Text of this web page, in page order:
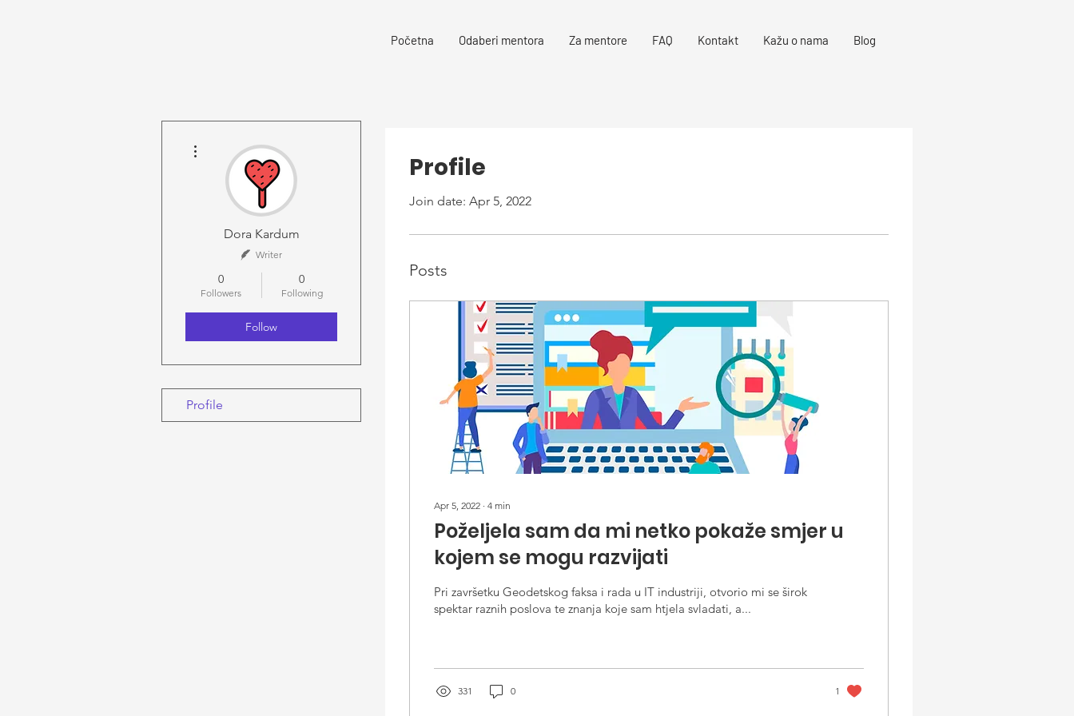
Početna Odaberi mentora Za mentore FAQ Kontakt Kažu o nama Blog
Profile
Join date: Apr 5, 2022
Posts
Apr 5, 2022 ∙ 4 min
Poželjela sam da mi netko pokaže smjer u
kojem se mogu razvijati
Pri završetku Geodetskog faksa i rada u IT industriji, otvorio mi se širok
spektar raznih poslova te znanja koje sam htjela svladati, a...
331 0 1
Dora Kardum
Writer
0
Followers
0
Following
Follow
Profile